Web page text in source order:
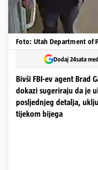
Foto: Utah Department of
Dodaj 24sata
Bivši FBI-ev agent Brad
dokazi sugeriraju da je
posljednjeg detalja,
tijekom bijega